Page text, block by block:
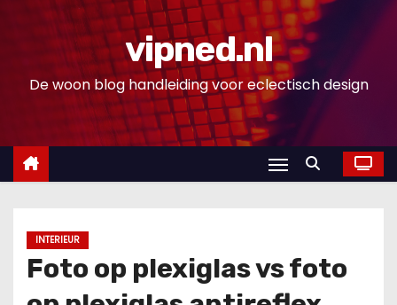
n
vipned.nl
De woon blog handleiding voor eclectisch design
INTERIEUR
Foto op plexiglas vs foto